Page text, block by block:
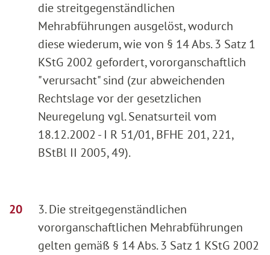
die streitgegenständlichen
Mehrabführungen ausgelöst, wodurch
diese wiederum, wie von § 14 Abs. 3 Satz 1
KStG 2002 gefordert, vororganschaftlich
"verursacht" sind (zur abweichenden
Rechtslage vor der gesetzlichen
Neuregelung vgl. Senatsurteil vom
18.12.2002 - I R 51/01, BFHE 201, 221,
BStBl II 2005, 49).
3. Die streitgegenständlichen
vororganschaftlichen Mehrabführungen
gelten gemäß § 14 Abs. 3 Satz 1 KStG 2002